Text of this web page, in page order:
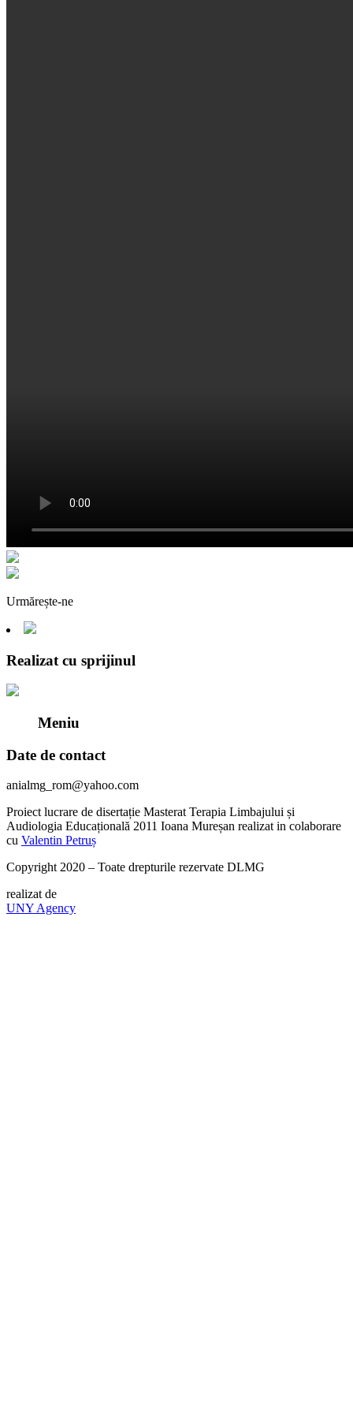
Urmărește-ne
Realizat cu sprijinul
Meniu
Date de contact
anialmg_rom@yahoo.com
Proiect lucrare de disertație Masterat Terapia Limbajului și
Audiologia Educațională 2011 Ioana Mureșan realizat in colaborare
cu Valentin Petruș
Copyright 2020 – Toate drepturile rezervate DLMG
realizat de
UNY Agency